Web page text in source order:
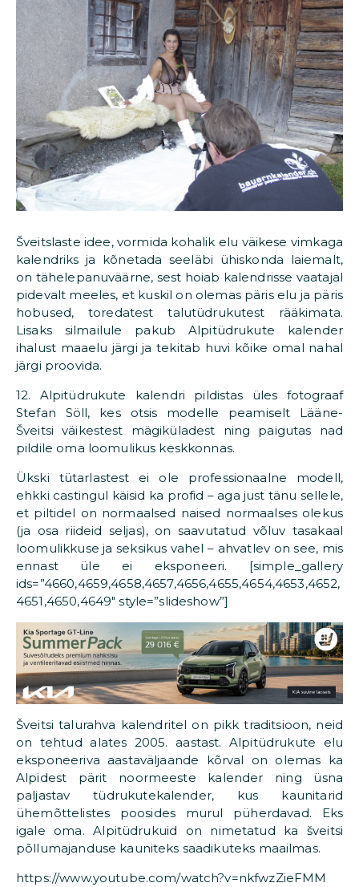
Šveitslaste idee, vormida kohalik elu väikese vimkaga
kalendriks ja kõnetada seeläbi ühiskonda laiemalt,
on tähelepanuväärne, sest hoiab kalendrisse vaatajal
pidevalt meeles, et kuskil on olemas päris elu ja päris
hobused, toredatest talutüdrukutest rääkimata.
Lisaks silmailule pakub Alpitüdrukute kalender
ihalust maaelu järgi ja tekitab huvi kõike omal nahal
järgi proovida.
12. Alpitüdrukute kalendri pildistas üles fotograaf
Stefan Söll, kes otsis modelle peamiselt Lääne-
Šveitsi väikestest mägiküladest ning paigutas nad
pildile oma loomulikus keskkonnas.
Ükski tütarlastest ei ole professionaalne modell,
ehkki castingul käisid ka profid – aga just tänu sellele,
et piltidel on normaalsed naised normaalses olekus
(ja osa riideid seljas), on saavutatud võluv tasakaal
loomulikkuse ja seksikus vahel – ahvatlev on see, mis
ennast üle ei eksponeeri. [simple_gallery
ids=”4660,4659,4658,4657,4656,4655,4654,4653,4652,
4651,4650,4649″ style=”slideshow”]
Šveitsi talurahva kalendritel on pikk traditsioon, neid
on tehtud alates 2005. aastast. Alpitüdrukute elu
eksponeeriva aastaväljaande kõrval on olemas ka
Alpidest pärit noormeeste kalender ning üsna
paljastav tüdrukutekalender, kus kaunitarid
ühemõttelistes poosides murul püherdavad. Eks
igale oma. Alpitüdrukuid on nimetatud ka šveitsi
põllumajanduse kauniteks saadikuteks maailmas.
https://www.youtube.com/watch?v=nkfwzZieFMM